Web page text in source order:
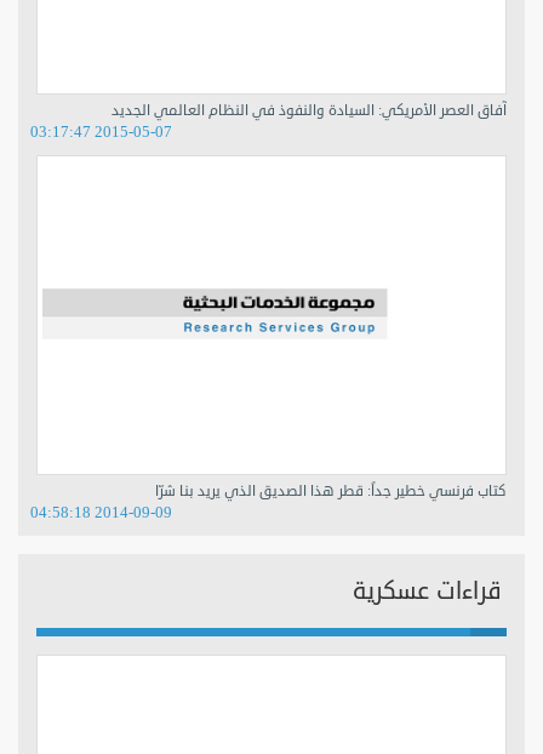
آفاق العصر الأمريكي: السيادة والنفوذ في النظام العالمي الجديد
2015-05-07 03:17:47
كتاب فرنسي خطير جداً: قطر هذا الصديق الذي يريد بنا شرّا
2014-09-09 04:58:18
قراءات عسكرية